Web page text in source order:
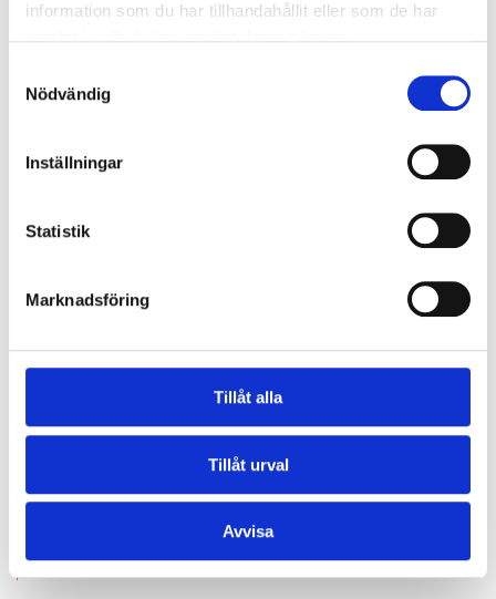
information som du har tillhandahållit eller som de har
Nödvändig
Inställningar
Statistik
Marknadsföring
Tillåt alla
Tillåt urval
Avvisa
Nyheter Publicerad 19.06.2023
midsommar
Torsdagen den 22.6 betjänar vi fram till kl. 14.00.